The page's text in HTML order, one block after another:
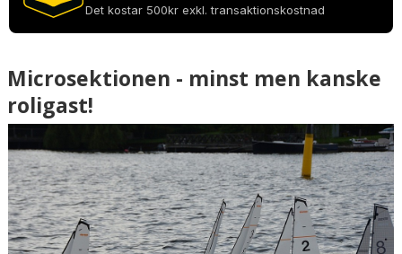
Det kostar 500kr exkl. transaktionskostnad
Microsektionen - minst men kanske
roligast!